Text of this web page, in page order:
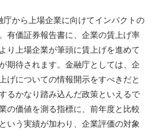
庁から上場企業に向けてインパクトの
有価証券報告書に、企業の賃上げ率
り上場企業が筆頭に賃上げを進めて
期待されます。金融庁としては、企
げについての情報開示をすべきだと
るかなり踏み込んだ政策といえるで
の価値を測る指標に、前年度と比較
いう実績が加わり、企業評価の対象